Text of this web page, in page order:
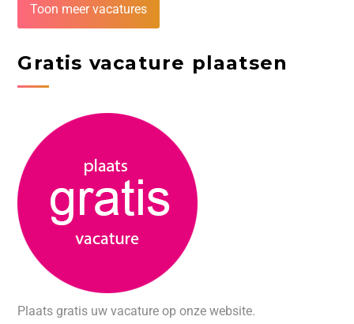
Toon meer vacatures
Gratis vacature plaatsen
Plaats gratis uw vacature op onze website.